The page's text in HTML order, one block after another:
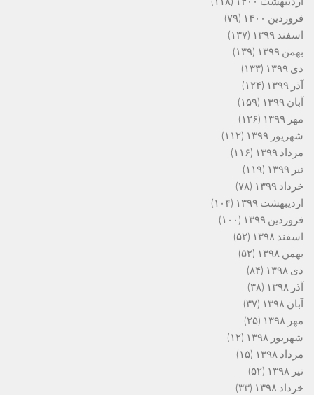
فروردین ۱۴۰۰
(۷۹)
اسفند ۱۳۹۹
(۱۳۷)
بهمن ۱۳۹۹
(۱۳۹)
دی ۱۳۹۹
(۱۳۳)
آذر ۱۳۹۹
(۱۲۴)
آبان ۱۳۹۹
(۱۵۹)
مهر ۱۳۹۹
(۱۲۶)
شهریور ۱۳۹۹
(۱۱۲)
مرداد ۱۳۹۹
(۱۱۶)
تیر ۱۳۹۹
(۱۱۹)
خرداد ۱۳۹۹
(۷۸)
اردیبهشت ۱۳۹۹
(۱۰۴)
فروردین ۱۳۹۹
(۱۰۰)
اسفند ۱۳۹۸
(۵۲)
بهمن ۱۳۹۸
(۵۲)
دی ۱۳۹۸
(۸۴)
آذر ۱۳۹۸
(۳۸)
آبان ۱۳۹۸
(۳۷)
مهر ۱۳۹۸
(۲۵)
شهریور ۱۳۹۸
(۱۲)
مرداد ۱۳۹۸
(۱۵)
تیر ۱۳۹۸
(۵۲)
خرداد ۱۳۹۸
(۳۳)